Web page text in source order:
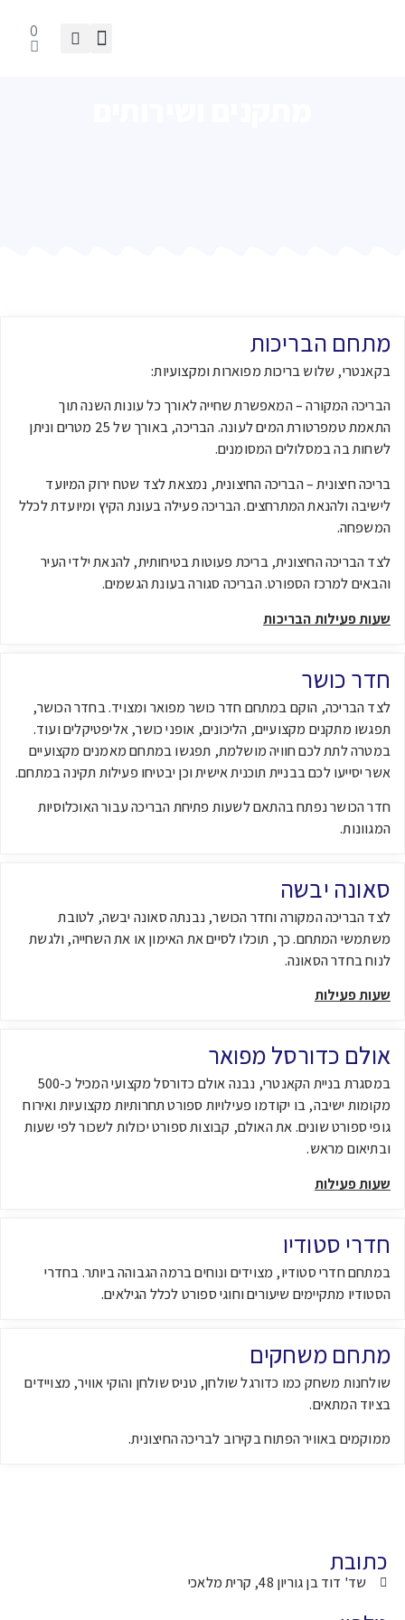
0
מתחם הבריכות
בקאנטרי, שלוש בריכות מפוארות ומקצועיות:
הבריכה המקורה – המאפשרת שחייה לאורך כל עונות השנה תוך
התאמת טמפרטורת המים לעונה. הבריכה, באורך של 25 מטרים וניתן
לשחות בה במסלולים המסומנים.
בריכה חיצונית – הבריכה החיצונית, נמצאת לצד שטח ירוק המיועד
לישיבה ולהנאת המתרחצים. הבריכה פעילה בעונת הקיץ ומיועדת לכלל
המשפחה.
לצד הבריכה החיצונית, בריכת פעוטות בטיחותית, להנאת ילדי העיר
והבאים למרכז הספורט. הבריכה סגורה בעונת הגשמים.
שעות פעילות הבריכות
חדר כושר
לצד הבריכה, הוקם במתחם חדר כושר מפואר ומצויד. בחדר הכושר,
תפגשו מתקנים מקצועיים, הליכונים, אופני כושר, אליפטיקלים ועוד.
במטרה לתת לכם חוויה מושלמת, תפגשו במתחם מאמנים מקצועיים
אשר יסייעו לכם בבניית תוכנית אישית וכן יבטיחו פעילות תקינה במתחם.
חדר הכושר נפתח בהתאם לשעות פתיחת הבריכה עבור האוכלוסיות
המגוונות.
סאונה יבשה
לצד הבריכה המקורה וחדר הכושר, נבנתה סאונה יבשה, לטובת
משתמשי המתחם. כך, תוכלו לסיים את האימון או את השחייה, ולגשת
לנוח בחדר הסאונה.
שעות פעילות
אולם כדורסל מפואר
במסגרת בניית הקאנטרי, נבנה אולם כדורסל מקצועי המכיל כ-500
מקומות ישיבה, בו יקודמו פעילויות ספורט תחרותיות מקצועיות ואירוח
גופי ספורט שונים. את האולם, קבוצות ספורט יכולות לשכור לפי שעות
ובתיאום מראש.
שעות פעילות
חדרי סטודיו
במתחם חדרי סטודיו, מצוידים ונוחים ברמה הגבוהה ביותר. בחדרי
הסטודיו מתקיימים שיעורים וחוגי ספורט לכלל הגילאים.
מתחם משחקים
שולחנות משחק כמו כדורגל שולחן, טניס שולחן והוקי אוויר, מצויידים
בציוד המתאים.
ממוקמים באוויר הפתוח בקירוב לבריכה החיצונית.
כתובת
שד' דוד בן גוריון 48, קרית מלאכי